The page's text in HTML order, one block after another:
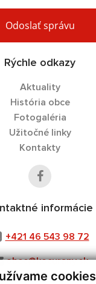
cookies
Odoslať správu
Rýchle odkazy
Aktuality
História obce
Fotogaléria
Užitočné linky
Kontakty
informácie
+421 46 543 98 72
obec@kocurany.sk